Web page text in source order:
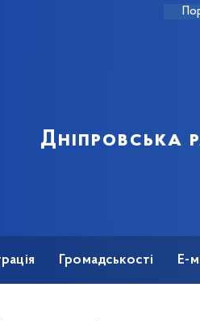
Дніпровська
Громадськості Е-